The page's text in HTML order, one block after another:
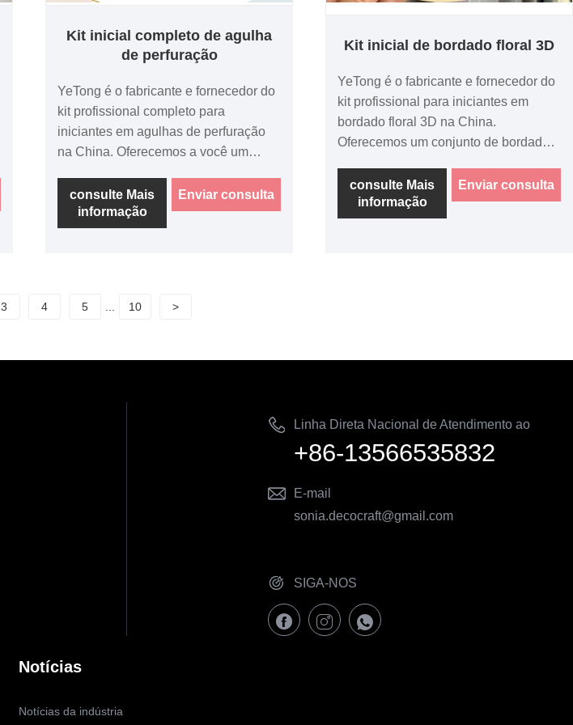
Kit inicial completo de agulha
de perfuração
YeTong é o fabricante e fornecedor do
kit profissional completo para
iniciantes em agulhas de perfuração
na China. Oferecemos a você um
padrão floral de 20 cm. Bem-vindo
para consultar ou fazer uma compra.
consulte Mais
informação
Enviar consulta
Kit inicial de bordado floral 3D
YeTong é o fabricante e fornecedor do
kit profissional para iniciantes em
bordado floral 3D na China.
Oferecemos um conjunto de bordado
polegadas, um kit de ferramentas
completo para bordado à mão
moderno, incluindo padrões, anéis e
consulte Mais
informação
Enviar consulta
3 4 5 10 >
Linha Direta Nacional de Atendimento ao
Cliente
+86-13566535832
E-mail
sonia.decocraft@gmail.com
SIGA-NOS
Notícias
Notícias da indústria